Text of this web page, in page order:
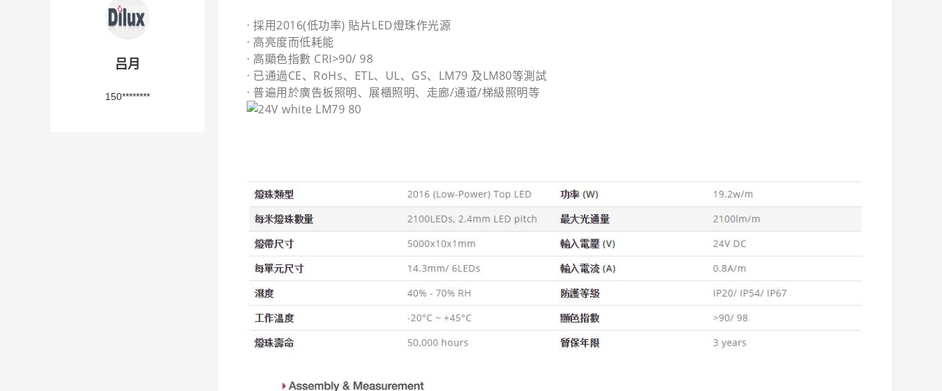
吕月
150********
· 採用2016(低功率) 貼片LED燈珠作光源
· 高亮度而低耗能
· 高顯色指數 CRI>90/ 98
· 已通過CE、RoHs、ETL、UL、GS、LM79 及LM80等測試
· 普遍用於廣告板照明、展櫃照明、走廊/通道/梯級照明等